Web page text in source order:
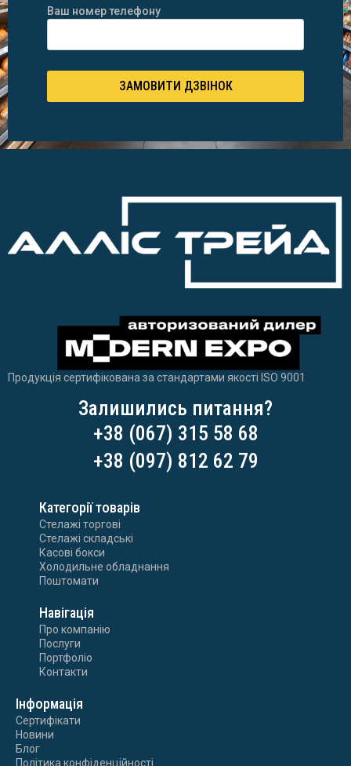
Ваш номер телефону
ЗАМОВИТИ ДЗВІНОК
Продукція сертифікована за стандартами якості ISO 9001
Залишились питання?
+38 (067) 315 58 68
+38 (097) 812 62 79
Категорії товарів
Стелажі торгові
Стелажі складські
Касові бокси
Холодильне обладнання
Поштомати
Навігація
Про компанію
Послуги
Портфоліо
Контакти
Інформація
Сертифікати
Новини
Блог
Політика конфіденційності